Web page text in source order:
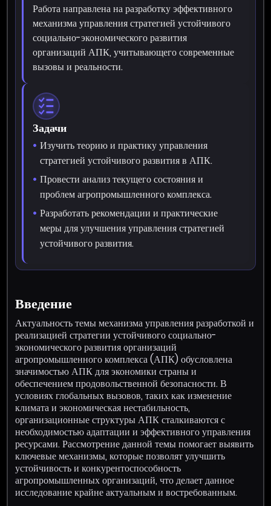
Работа направлена на разработку эффективного
механизма управления стратегией устойчивого
социально-экономического развития
организаций АПК, учитывающего современные
вызовы и реальности.
Задачи
Изучить теорию и практику управления
стратегией устойчивого развития в АПК.
Провести анализ текущего состояния и
проблем агропромышленного комплекса.
Разработать рекомендации и практические
меры для улучшения управления стратегией
устойчивого развития.
Введение
Актуальность темы механизма управления разработкой и
реализацией стратегии устойчивого социально-
экономического развития организаций
агропромышленного комплекса (АПК) обусловлена
значимостью АПК для экономики страны и
обеспечением продовольственной безопасности. В
условиях глобальных вызовов, таких как изменение
климата и экономическая нестабильность,
организационные структуры АПК сталкиваются с
необходимостью адаптации и эффективного управления
ресурсами. Рассмотрение данной темы помогает выявить
ключевые механизмы, которые позволят улучшить
устойчивость и конкурентоспособность
агропромышленных организаций, что делает данное
исследование крайне актуальным и востребованным.